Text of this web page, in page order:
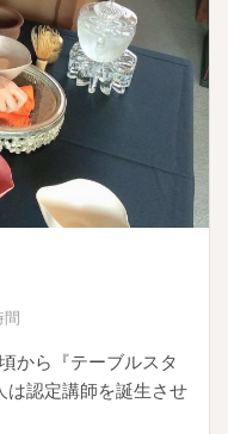
間
から『テーブルスタ
は認定講師を誕生させ